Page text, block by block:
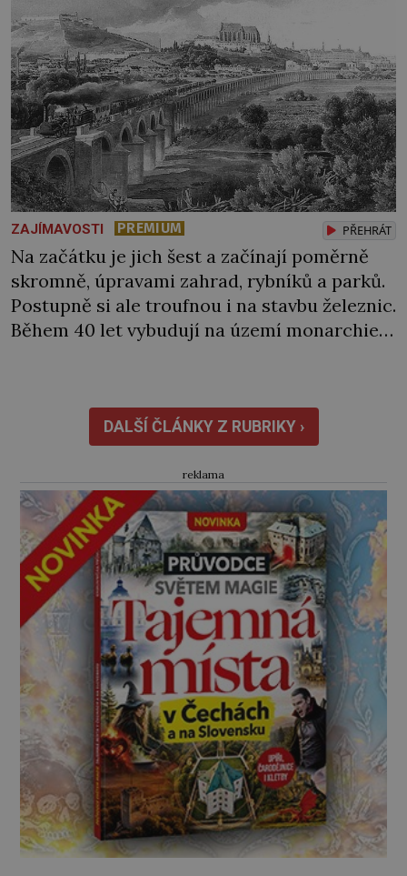
ZAJÍMAVOSTI PREMIUM PŘEHRÁT
Na začátku je jich šest a začínají poměrně
skromně, úpravami zahrad, rybníků a parků.
Postupně si ale troufnou i na stavbu železnic.
Během 40 let vybudují na území monarchie
ducha zdědí bratři Kleinové po otci
Johannovi (1756–1835), který má malý statek
na Jesenicku […]
DALŠÍ ČLÁNKY Z RUBRIKY ›
reklama